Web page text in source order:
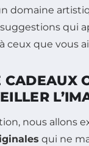
domaine
qui
ceux que vous
CADEAUX
nous allons
qui ne